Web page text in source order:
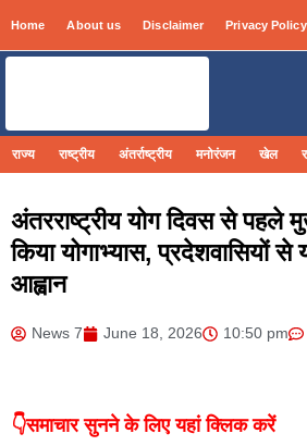
Home About us Disclaimer Privacy Policy
राज्य राष्ट्रीय अंतर्राष्ट्रीय मनोरंजन खेल
अंतरराष्ट्रीय योग दिवस से पहले
किया योगाभ्यास, प्रदेशवासियों से
आह्वान
News 7 June 18, 2026 10:50 pm
👇समाचार सुनने के लिए यहां क्लिक करें